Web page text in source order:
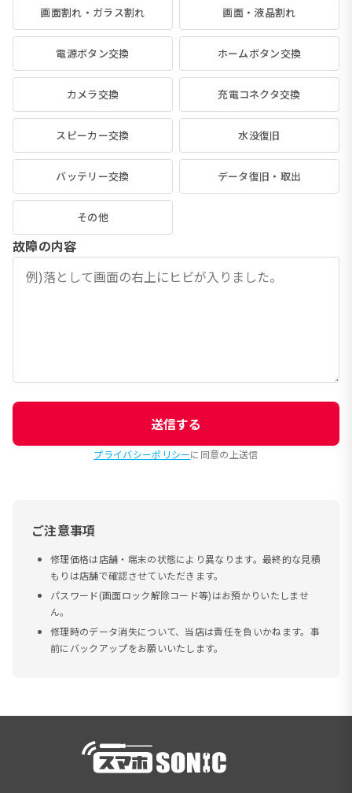
画面割れ・ガラス割れ 画面・液晶割れ
電源ボタン交換 ホームボタン交換
カメラ交換 充電コネクタ交換
スピーカー交換 水没復旧
バッテリー交換 データ復旧・取出
その他
故障の内容
送信する
プライバシーポリシーに同意の上送信
ご注意事項
修理価格は店舗・端末の状態により異なります。最終的な見積
もりは店舗で確認させていただきます。
パスワード(画面ロック解除コード等)はお預かりいたしませ
ん。
修理時のデータ消失について、当店は責任を負いかねます。事
前にバックアップをお願いいたします。